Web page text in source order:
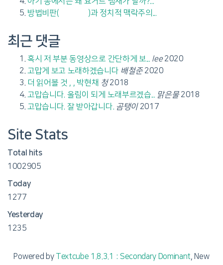
방법비판(方法批判)과 정치적 맥락주의...
최근 댓글
혹시 저 부분 동영상으로 간단하게 보... lee 2020
고맙게 보고 노래하겠습니다 배철준 2020
더 읽어볼 것 , , 박현채 청 2018
고맙습니다. 울림이 되게 노래부르겠습... 맑은물 2018
고맙습니다. 잘 받아갑니다. 곰탱이 2017
Site Stats
Total hits
1002905
Today
1277
Yesterday
1235
Powered by Textcube 1.8.3.1 : Secondary Dominant, New